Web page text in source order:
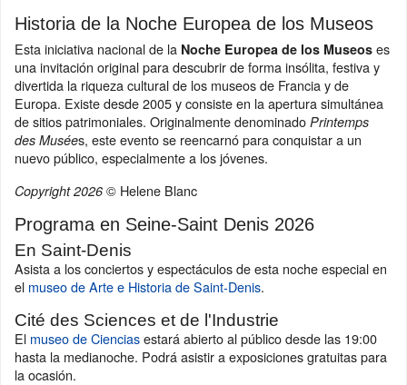
Historia de la Noche Europea de los Museos
Esta iniciativa nacional de la Noche Europea de los Museos es
una invitación original para descubrir de forma insólita, festiva y
divertida la riqueza cultural de los museos de Francia y de
Europa. Existe desde 2005 y consiste en la apertura simultánea
de sitios patrimoniales. Originalmente denominado Printemps
des Musées, este evento se reencarnó para conquistar a un
nuevo público, especialmente a los jóvenes.
Copyright 2026 © Helene Blanc
Programa en Seine-Saint Denis 2026
En Saint-Denis
Asista a los conciertos y espectáculos de esta noche especial en
el museo de Arte e Historia de Saint-Denis.
Cité des Sciences et de l'Industrie
El museo de Cienciasestará abierto al público desde las 19:00
hasta la medianoche. Podrá asistir a exposiciones gratuitas para
la ocasión.